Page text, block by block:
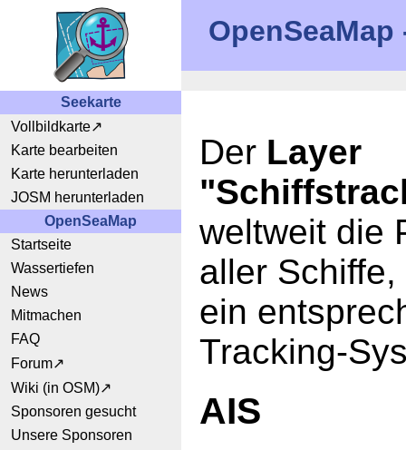
Seekarte
Vollbildkarte
Karte bearbeiten
Karte herunterladen
JOSM herunterladen
OpenSeaMap
Startseite
Wassertiefen
News
Mitmachen
FAQ
Forum
Wiki (in OSM)
Sponsoren gesucht
Unsere Sponsoren
Der Layer
weltweit die
aller
ein
Tracking-
AIS